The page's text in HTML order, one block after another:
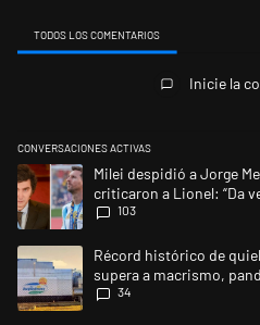
TODOS LOS COMENTARIOS
Inicie la
CONVERSACIONES ACTIVAS
Este listado muestra los artículos
Un artículo de tendencia con el
Milei despidió a Jorge
criticaron a Lionel: “Da
Messi”
103
Un artículo de tendencia con el
Récord histórico de
supera a macrismo,
34